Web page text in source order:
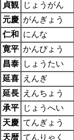
貞観
じょうがん
元慶 がんぎょう
仁和
にんな
寛平 かんぴょう
昌泰
しょうたい
延喜
えんぎ
延長
えんちょう
承平
じょうへい
天慶 てんぎょう
天暦 てんりゃく